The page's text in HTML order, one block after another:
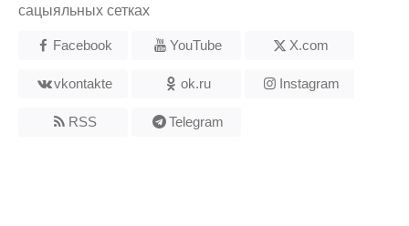
сацыяльных сетках
Facebook YouTube X.com
vkontakte ok.ru Instagram
RSS Telegram